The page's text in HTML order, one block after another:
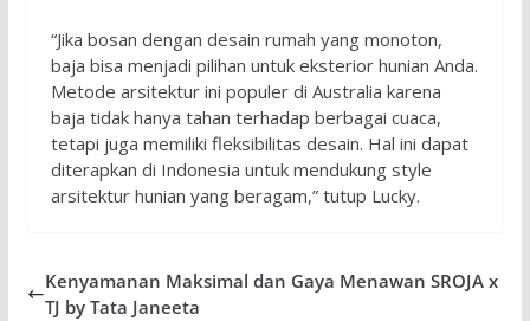
“Jika bosan dengan desain rumah yang monoton,
baja bisa menjadi pilihan untuk eksterior hunian Anda.
Metode arsitektur ini populer di Australia karena
baja tidak hanya tahan terhadap berbagai cuaca,
tetapi juga memiliki fleksibilitas desain. Hal ini dapat
diterapkan di Indonesia untuk mendukung style
arsitektur hunian yang beragam,” tutup Lucky.
Kenyamanan Maksimal dan Gaya Menawan SROJA x
TJ by Tata Janeeta